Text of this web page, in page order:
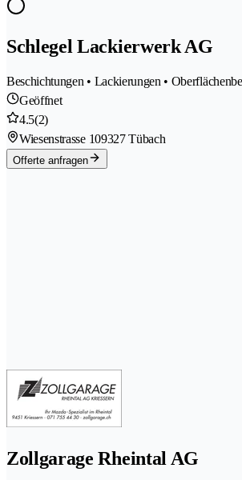
Schlegel Lackierwerk AG
Beschichtungen • Lackierungen •
Geöffnet
4.5(2)
Wiesenstrasse 109327 Tübach
Offerte anfragen
Zollgarage Rheintal AG